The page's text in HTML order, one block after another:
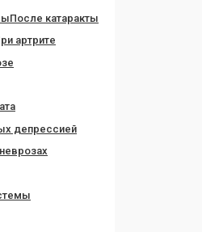
После катаракты
артрите
депрессией